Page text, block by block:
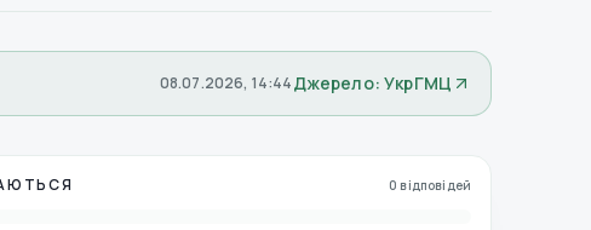
08.07.2026, 14:44Джерело: УкрГМЦ
0 відповідей